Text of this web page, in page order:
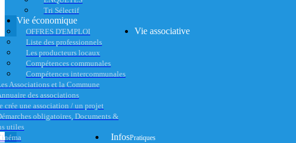
Tri Sélectif
Vie économique
OFFRES D'EMPLOI
Liste des professionnels
Les producteurs locaux
Compétences communales
Compétences intercommunales
Vie associative
Associations et la Commune
des associations
crée une association / un projet
obligatoires, Documents &
utiles
InfosPratiques